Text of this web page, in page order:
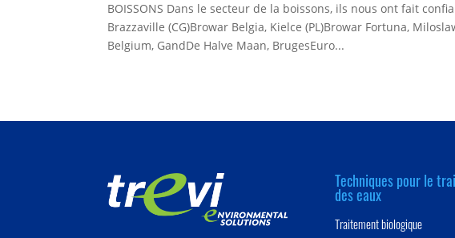
BOISSONS Dans le secteur de la boissons, ils nous ont fait
Brazzaville (CG)Browar Belgia, Kielce (PL)Browar Fortuna,
Belgium, GandDe Halve Maan, BrugesEuro...
Techniques pour le
des eaux
Traitement biologique